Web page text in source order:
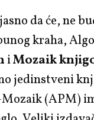
da će, ne
kraha,
iMozaik
jedinstveni
(APM)